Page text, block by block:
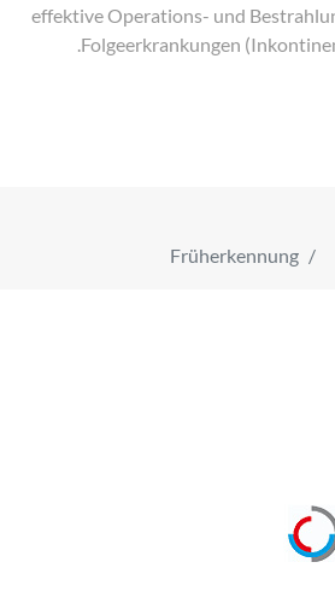
effektive Operations- und
Folgeerkrankungen
Früherkennung